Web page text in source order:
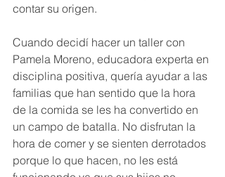
contar su origen.
Cuando decidí hacer un taller con
Pamela Moreno, educadora experta en
disciplina positiva, quería ayudar a las
familias que han sentido que la hora
de la comida se les ha convertido en
un campo de batalla. No disfrutan la
hora de comer y se sienten derrotados
porque lo que hacen, no les está